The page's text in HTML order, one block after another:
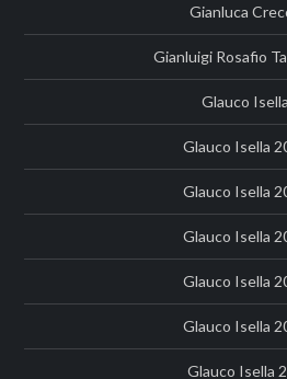
Gianluca
Gianluigi Rosafio
Glauco Isella
Glauco Isella
Glauco Isella
Glauco Isella
Glauco Isella
Glauco Isella
Glauco Isella